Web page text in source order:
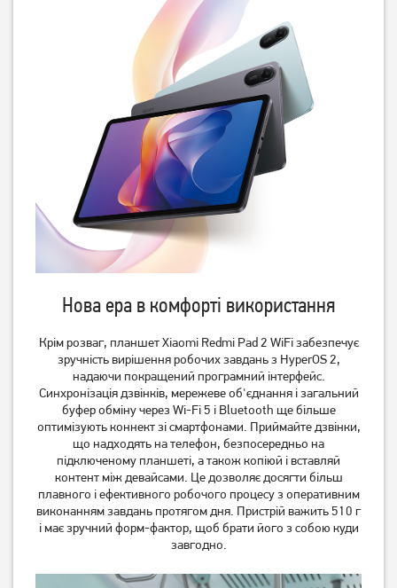
11 499грн
Планшет Samsung Galaxy
Tab A11+ 5G 8/256GB Gray
16 499 14 499 грн
Планшет Blackview Active 8
15 089грн
Планшет Blackview Active 8
Pro 8/256GB LTE Orange
15 089грн
Нова ера в комфорті використання
Крім розваг, планшет Xiaomi Redmi Pad 2 WiFi забезпечує
зручність вирішення робочих завдань з HyperOS 2,
надаючи покращений програмний інтерфейс.
Синхронізація дзвінків, мережеве об'єднання і загальний
буфер обміну через Wi-Fi 5 і Bluetooth ще більше
оптимізують коннект зі смартфонами. Приймайте дзвінки,
що надходять на телефон, безпосередньо на
підключеному планшеті, а також копіюй і вставляй
контент між девайсами. Це дозволяє досягти більш
плавного і ефективного робочого процесу з оперативним
виконанням завдань протягом дня. Пристрій важить 510 г
і має зручний форм-фактор, щоб брати його з собою куди
завгодно.